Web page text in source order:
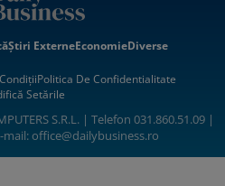
Știri ExterneEconomieDiverse
Politica De Confidentialitate
Setările
S.R.L. | Telefon 031.860.51.09 |
mail:office@dailybusiness.ro